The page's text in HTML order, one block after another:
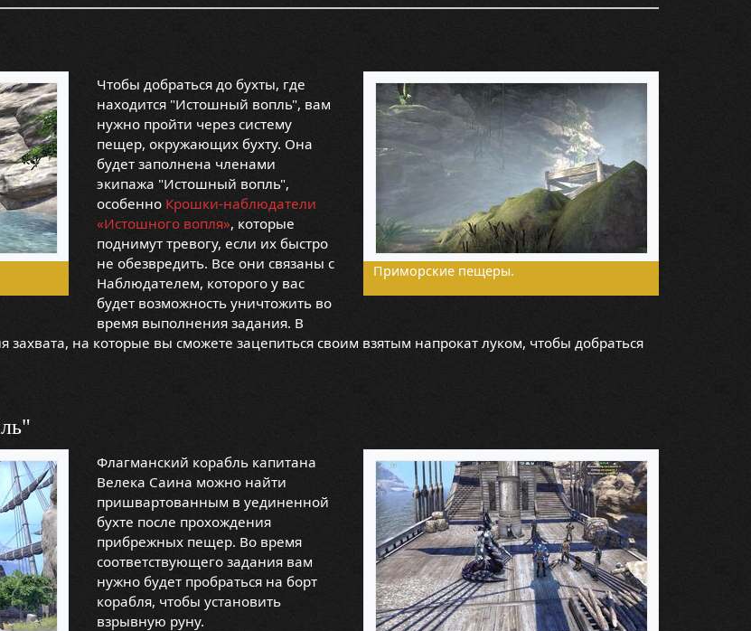
Приморские пещеры.
Чтобы добраться до бухты, где
находится "Истошный вопль", вам
нужно пройти через систему
пещер, окружающих бухту. Она
будет заполнена членами
экипажа "Истошный вопль",
особенно Крошки-наблюдатели
«Истошного вопля», которые
поднимут тревогу, если их быстро
не обезвредить. Все они связаны с
Наблюдателем, которого у вас
будет возможность уничтожить во
время выполнения задания. В
захвата, на которые вы сможете зацепиться своим взятым напрокат луком, чтобы добраться
Флагманский корабль капитана
Велека Саина можно найти
пришвартованным в уединенной
бухте после прохождения
прибрежных пещер. Во время
соответствующего задания вам
нужно будет пробраться на борт
корабля, чтобы установить
взрывную руну.